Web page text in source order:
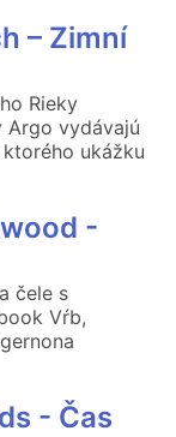
– Zimní
Rieky
Argo vydávajú
ukážku
-
čele s
Vŕb,
- Čas